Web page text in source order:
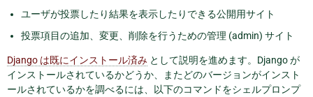
ユーザが投票したり結果を表示したりできる公開用サイト
投票項目の追加、変更、削除を行うための管理 (admin) サイト
Django は既にインストール済み として説明を進めます。Django が
インストールされているかどうか、またどのバージョンがインスト
ールされているかを調べるには、以下のコマンドをシェルプロンプ